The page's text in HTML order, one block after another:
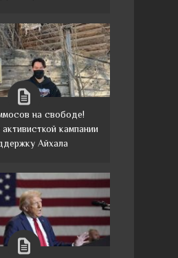
на свободе!
кампании
Айхала